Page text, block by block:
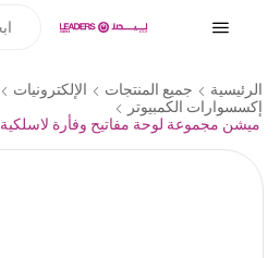
الرئيسية جميع المنتجات الإلكترونيات
إكسسوارات الكمبيوتر
ميشن مجموعة لوحة مفاتيح وفأرة لاسلكية 2.4 جيجاهرتز